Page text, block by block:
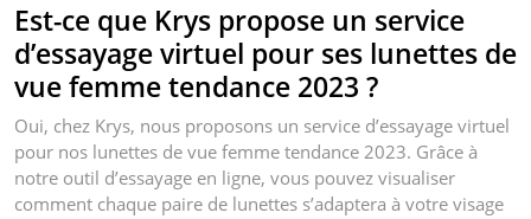
Est-ce que Krys propose un service
d’essayage virtuel pour ses lunettes de
vue femme tendance 2023 ?
Oui, chez Krys, nous proposons un service d’essayage virtuel
pour nos lunettes de vue femme tendance 2023. Grâce à
notre outil d’essayage en ligne, vous pouvez visualiser
comment chaque paire de lunettes s’adaptera à votre visage